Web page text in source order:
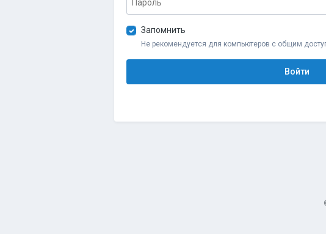
Запомнить
Не рекомендуется для компьютеров с общим
Войти